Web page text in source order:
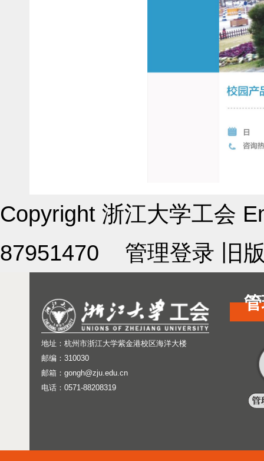
Copyright 浙江大学工会
87951470 管理登录 旧
地址：杭州市浙江大学紫金港校区海洋大楼
邮编：310030
邮箱：gongh@zju.edu.cn
电话：0571-88208319